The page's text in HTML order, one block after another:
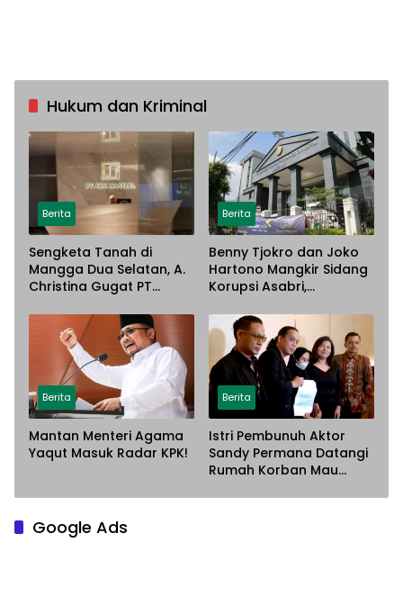
Hukum dan Kriminal
Berita
Sengketa Tanah di
Mangga Dua Selatan, A.
Christina Gugat PT
Dugaan Penyerobotan
Lahan
Berita
Benny Tjokro dan Joko
Hartono Mangkir Sidang
Korupsi Asabri,
Paksa
Berita
Mantan Menteri Agama
Yaqut Masuk Radar KPK!
Berita
Istri Pembunuh Aktor
Sandy Permana Datangi
Rumah Korban Mau
Google Ads